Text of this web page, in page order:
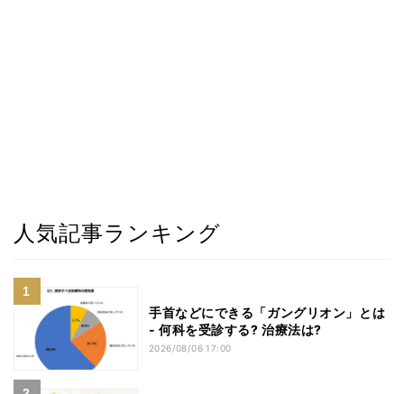
人気記事ランキング
手首などにできる「ガングリオン」とは
- 何科を受診する? 治療法は?
2026/08/06 17:00